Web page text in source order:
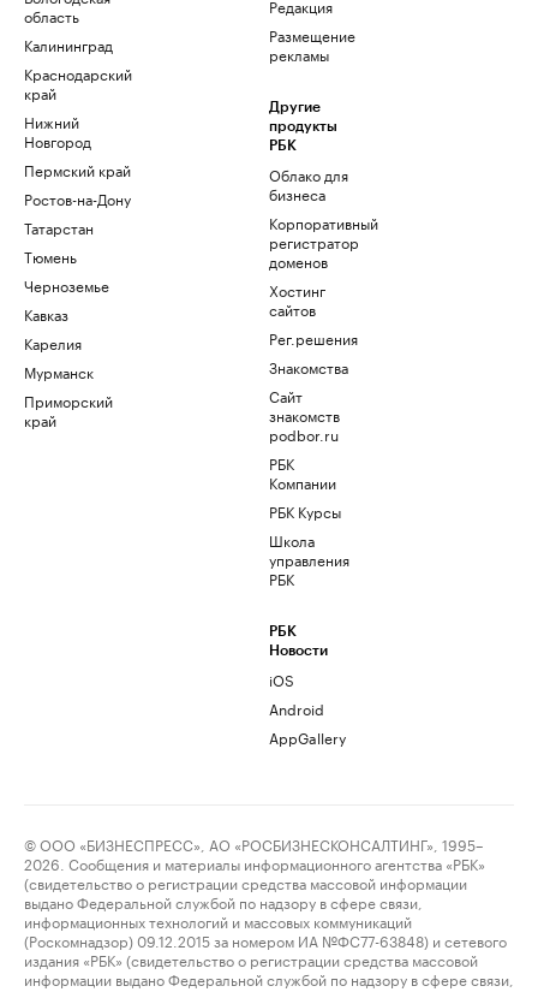
область
Калининград
Краснодарский
край
Нижний
Новгород
Пермский край
Ростов-на-Дону
Татарстан
Тюмень
Черноземье
Кавказ
Карелия
Мурманск
Приморский
край
Редакция
Размещение
рекламы
Другие
продукты
РБК
Облако для
бизнеса
Корпоративный
регистратор
доменов
Хостинг
сайтов
Рег.решения
Знакомства
Сайт
знакомств
podbor.ru
РБК
Компании
РБК Курсы
Школа
управления
РБК
РБК
Новости
iOS
Android
AppGallery
© ООО «БИЗНЕСПРЕСС», АО «РОСБИЗНЕСКОНСАЛТИНГ», 1995–
2026. Сообщения и материалы информационного агентства «РБК»
(свидетельство о регистрации средства массовой информации
выдано Федеральной службой по надзору в сфере связи,
информационных технологий и массовых коммуникаций
(Роскомнадзор) 09.12.2015 за номером ИА №ФС77-63848) и сетевого
издания «РБК» (свидетельство о регистрации средства массовой
информации выдано Федеральной службой по надзору в сфере связи,